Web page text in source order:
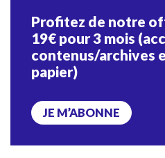
Profitez de notre
19€ pour 3 mois
contenus/archives
papier)
JE M’ABONNE